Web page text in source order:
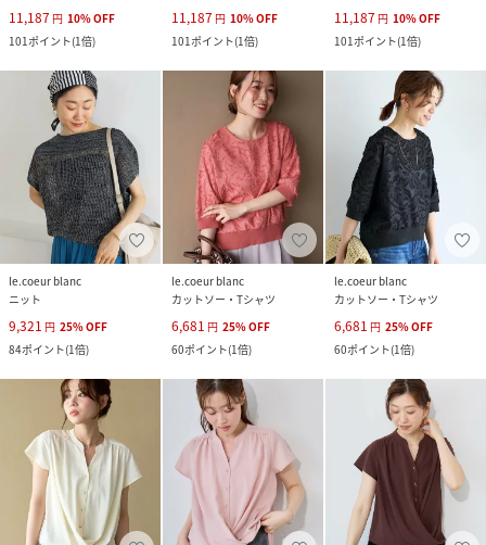
11,187 円 10%OFF
101ポイント(1倍)
11,187 円 10%OFF
101ポイント(1倍)
11,187 円 10%OFF
101ポイント(1倍)
le.coeur blanc
ニット
9,321 円 25%OFF
84ポイント(1倍)
le.coeur blanc
カットソー・Tシャツ
6,681 円 25%OFF
60ポイント(1倍)
le.coeur blanc
カットソー・Tシャツ
6,681 円 25%OFF
60ポイント(1倍)